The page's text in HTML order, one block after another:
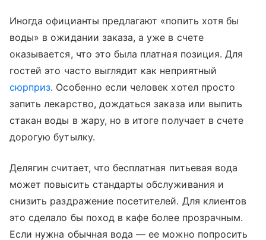
Иногда официанты предлагают «попить хотя бы
воды» в ожидании заказа, а уже в счете
оказывается, что это была платная позиция. Для
гостей это часто выглядит как неприятный
сюрприз. Особенно если человек хотел просто
запить лекарство, дождаться заказа или выпить
стакан воды в жару, но в итоге получает в счете
дорогую бутылку.
Делягин считает, что бесплатная питьевая вода
может повысить стандарты обслуживания и
снизить раздражение посетителей. Для клиентов
это сделало бы поход в кафе более прозрачным.
Если нужна обычная вода — ее можно попросить